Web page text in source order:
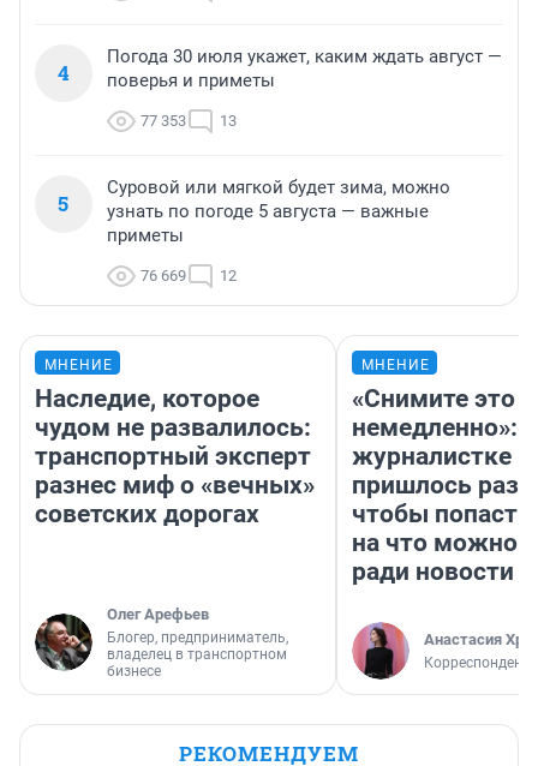
4
Погода 30 июля укажет, каким ждать август —
поверья и приметы
77 353 13
5
Суровой или мягкой будет зима, можно
узнать по погоде 5 августа — важные
приметы
76 669 12
МНЕНИЕ
Наследие, которое
чудом не развалилось:
транспортный эксперт
разнес миф о «вечных»
советских дорогах
Олег Арефьев
Блогер, предприниматель,
владелец в транспортном
бизнесе
МНЕНИЕ
«Снимите это
немедленно»:
журналистке
пришлось
чтобы попасть
на что можно
ради новости
Анастасия
Корреспондент
РЕКОМЕНДУЕМ